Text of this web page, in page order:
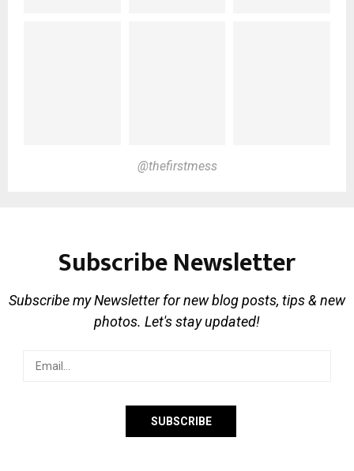
@thefirstmess
Subscribe Newsletter
Subscribe my Newsletter for new blog posts, tips & new
photos. Let's stay updated!